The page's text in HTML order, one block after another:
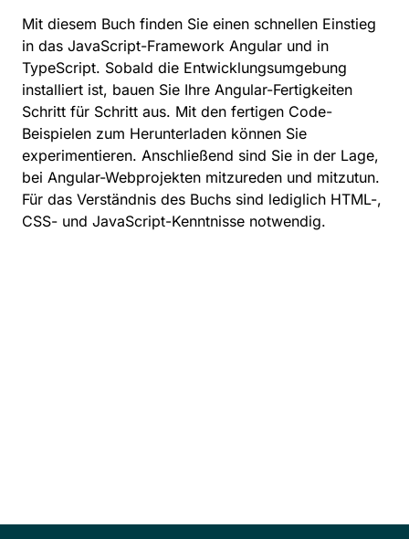
Mit diesem Buch finden Sie einen schnellen Einstieg
in das JavaScript-Framework Angular und in
TypeScript. Sobald die Entwicklungsumgebung
installiert ist, bauen Sie Ihre Angular-Fertigkeiten
Schritt für Schritt aus. Mit den fertigen Code-
Beispielen zum Herunterladen können Sie
experimentieren. Anschließend sind Sie in der Lage,
bei Angular-Webprojekten mitzureden und mitzutun.
Für das Verständnis des Buchs sind lediglich HTML-,
CSS- und JavaScript-Kenntnisse notwendig.